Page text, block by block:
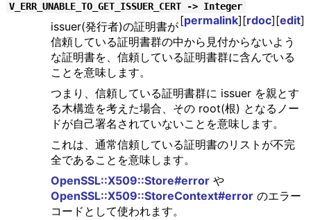
V_ERR_UNABLE_TO_GET_ISSUER_CERT -> Integer
[permalink][rdoc][edit]
issuer(発行者)の証明書が
信頼している証明書群の中から見付からないよう
な証明書を、信頼している証明書群に含んでいる
ことを意味します。
つまり、信頼している証明書群に issuer を親とす
る木構造を考えた場合、その root(根) となるノー
ドが自己署名されていないことを意味します。
これは、通常信頼している証明書のリストが不完
全であることを意味します。
OpenSSL::X509::Store#errorや
OpenSSL::X509::StoreContext#errorのエラー
コードとして使われます。